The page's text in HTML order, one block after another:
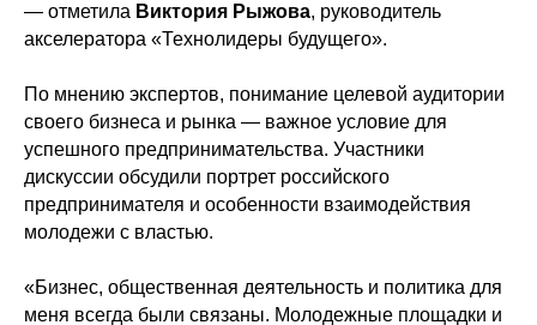
— отметила Виктория Рыжова, руководитель
акселератора «Технолидеры будущего».
По мнению экспертов, понимание целевой аудитории
своего бизнеса и рынка — важное условие для
успешного предпринимательства. Участники
дискуссии обсудили портрет российского
предпринимателя и особенности взаимодействия
молодежи с властью.
«Бизнес, общественная деятельность и политика для
меня всегда были связаны. Молодежные площадки и